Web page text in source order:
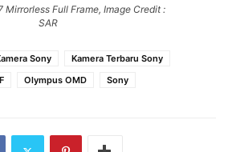
Mirrorless Full Frame, Image Credit :
SAR
Sony
Kamera Terbaru Sony
Olympus OMD Sony